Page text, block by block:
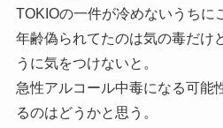
TOKIOの一件が冷めないうちに
年齢偽られてたのは気の毒だけ
うに気をつけないと。
急性アルコール中毒になる可能
るのはどうかと思う。